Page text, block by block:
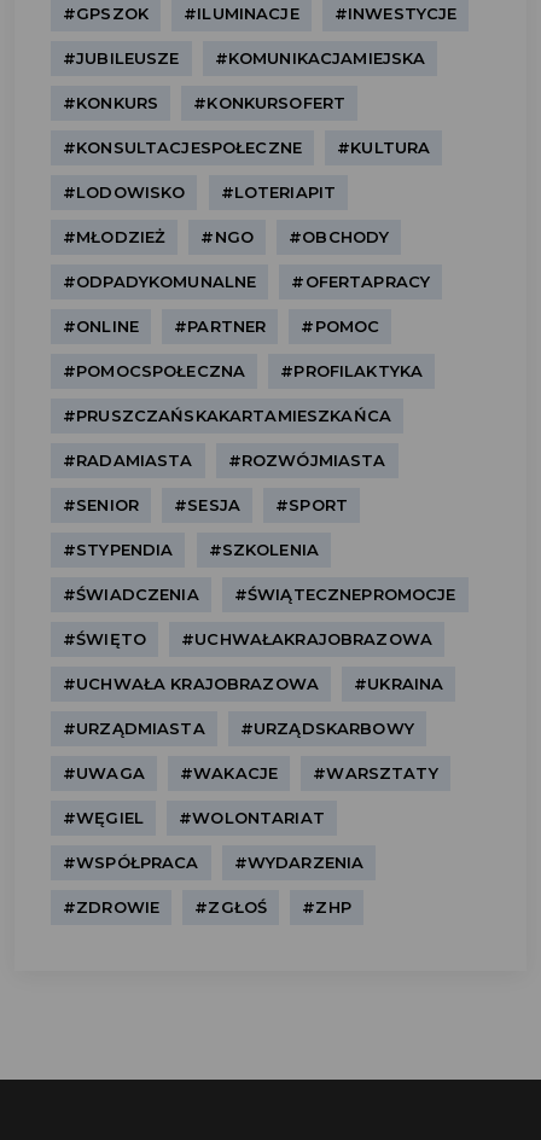
#GPSZOK #ILUMINACJE #INWESTYCJE
#JUBILEUSZE #KOMUNIKACJAMIEJSKA
#KONKURS #KONKURSOFERT
#KONSULTACJESPOŁECZNE #KULTURA
#LODOWISKO #LOTERIAPIT
#MŁODZIEŻ #NGO #OBCHODY
#ODPADYKOMUNALNE #OFERTAPRACY
#ONLINE #PARTNER #POMOC
#POMOCSPOŁECZNA #PROFILAKTYKA
#PRUSZCZAŃSKAKARTAMIESZKAŃCA
#RADAMIASTA #ROZWÓJMIASTA
#SENIOR #SESJA #SPORT
#STYPENDIA #SZKOLENIA
#ŚWIADCZENIA #ŚWIĄTECZNEPROMOCJE
#ŚWIĘTO #UCHWAŁAKRAJOBRAZOWA
#UCHWAŁA KRAJOBRAZOWA #UKRAINA
#URZĄDMIASTA #URZĄDSKARBOWY
#UWAGA #WAKACJE #WARSZTATY
#WĘGIEL #WOLONTARIAT
#WSPÓŁPRACA #WYDARZENIA
#ZDROWIE #ZGŁOŚ #ZHP